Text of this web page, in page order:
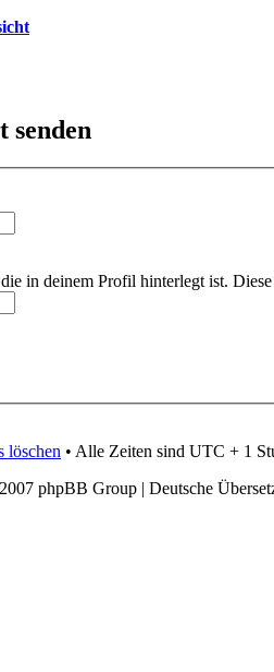
senden
in deinem Profil hinterlegt ist.
löschen • Alle Zeiten sind UTC + 1
phpBB Group | Deutsche